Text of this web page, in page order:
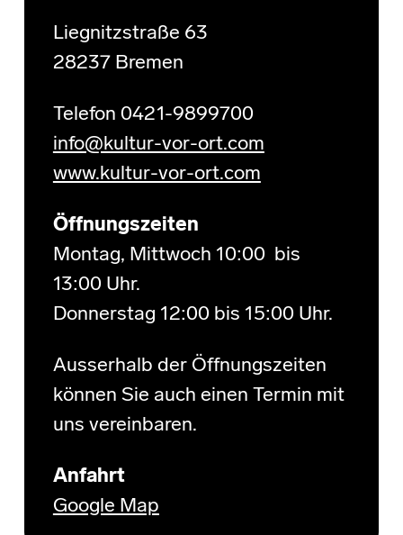
Liegnitzstraße 63
28237 Bremen
Telefon 0421-9899700
info@kultur-vor-ort.com
www.kultur-vor-ort.com
Öffnungszeiten
Montag, Mittwoch 10:00 bis
13:00 Uhr.
Donnerstag 12:00 bis 15:00 Uhr.
Ausserhalb der Öffnungszeiten
können Sie auch einen Termin mit
uns vereinbaren.
Anfahrt
Google Map